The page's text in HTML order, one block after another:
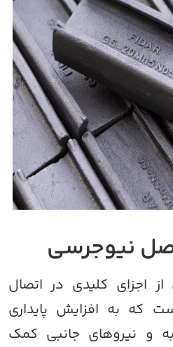
نیوجرسی
کلیدی در اتصال
به افزایش پایداری
و نیروهای جانبی کمک